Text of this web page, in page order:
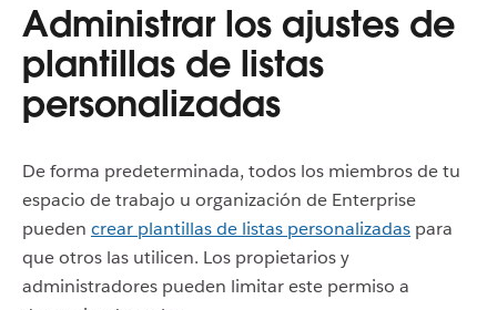
Administrar los ajustes de
plantillas de listas
personalizadas
De forma predeterminada, todos los miembros de tu
espacio de trabajo u organización de Enterprise
pueden crear plantillas de listas personalizadas para
que otros las utilicen. Los propietarios y
administradores pueden limitar este permiso a